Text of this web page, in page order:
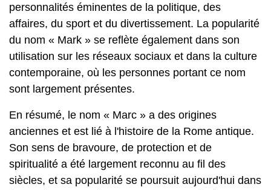
personnalités éminentes de la politique, des
affaires, du sport et du divertissement. La popularité
du nom « Mark » se reflète également dans son
utilisation sur les réseaux sociaux et dans la culture
contemporaine, où les personnes portant ce nom
sont largement présentes.
En résumé, le nom « Marc » a des origines
anciennes et est lié à l'histoire de la Rome antique.
Son sens de bravoure, de protection et de
spiritualité a été largement reconnu au fil des
siècles, et sa popularité se poursuit aujourd'hui dans